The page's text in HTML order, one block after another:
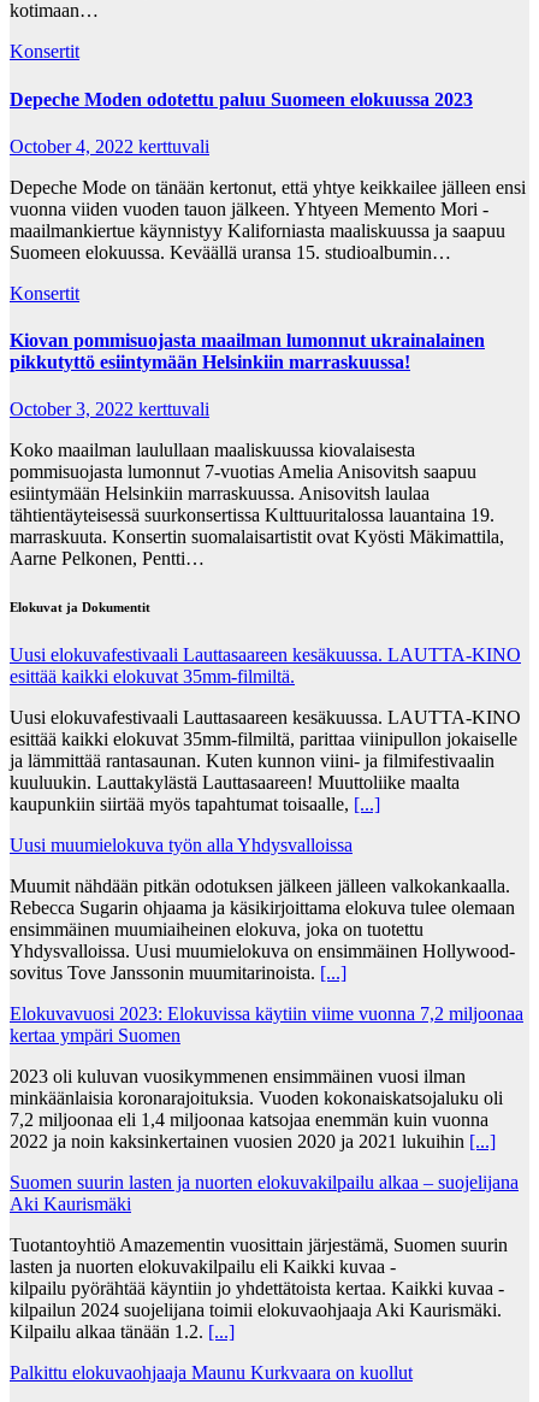
kotimaan…
Konsertit
Depeche Moden odotettu paluu Suomeen elokuussa 2023
October 4, 2022 kerttuvali
Depeche Mode on tänään kertonut, että yhtye keikkailee jälleen ensi
vuonna viiden vuoden tauon jälkeen. Yhtyeen Memento Mori -
maailmankiertue käynnistyy Kaliforniasta maaliskuussa ja saapuu
Suomeen elokuussa. Keväällä uransa 15. studioalbumin…
Konsertit
Kiovan pommisuojasta maailman lumonnut ukrainalainen
pikkutyttö esiintymään Helsinkiin marraskuussa!
October 3, 2022 kerttuvali
Koko maailman laulullaan maaliskuussa kiovalaisesta
pommisuojasta lumonnut 7-vuotias Amelia Anisovitsh saapuu
esiintymään Helsinkiin marraskuussa. Anisovitsh laulaa
tähtientäyteisessä suurkonsertissa Kulttuuritalossa lauantaina 19.
marraskuuta. Konsertin suomalaisartistit ovat Kyösti Mäkimattila,
Aarne Pelkonen, Pentti…
Elokuvat ja Dokumentit
Uusi elokuvafestivaali Lauttasaareen kesäkuussa. LAUTTA-KINO
esittää kaikki elokuvat 35mm-filmiltä.
Uusi elokuvafestivaali Lauttasaareen kesäkuussa. LAUTTA-KINO
esittää kaikki elokuvat 35mm-filmiltä, parittaa viinipullon jokaiselle
ja lämmittää rantasaunan. Kuten kunnon viini- ja filmifestivaalin
kuuluukin. Lauttakylästä Lauttasaareen! Muuttoliike maalta
kaupunkiin siirtää myös tapahtumat toisaalle, [...]
Uusi muumielokuva työn alla Yhdysvalloissa
Muumit nähdään pitkän odotuksen jälkeen jälleen valkokankaalla.
Rebecca Sugarin ohjaama ja käsikirjoittama elokuva tulee olemaan
ensimmäinen muumiaiheinen elokuva, joka on tuotettu
Yhdysvalloissa. Uusi muumielokuva on ensimmäinen Hollywood-
sovitus Tove Janssonin muumitarinoista. [...]
Elokuvavuosi 2023: Elokuvissa käytiin viime vuonna 7,2 miljoonaa
kertaa ympäri Suomen
2023 oli kuluvan vuosikymmenen ensimmäinen vuosi ilman
minkäänlaisia koronarajoituksia. Vuoden kokonaiskatsojaluku oli
7,2 miljoonaa eli 1,4 miljoonaa katsojaa enemmän kuin vuonna
2022 ja noin kaksinkertainen vuosien 2020 ja 2021 lukuihin [...]
Suomen suurin lasten ja nuorten elokuvakilpailu alkaa – suojelijana
Aki Kaurismäki
Tuotantoyhtiö Amazementin vuosittain järjestämä, Suomen suurin
lasten ja nuorten elokuvakilpailu eli Kaikki kuvaa -
kilpailu pyörähtää käyntiin jo yhdettätoista kertaa. Kaikki kuvaa -
kilpailun 2024 suojelijana toimii elokuvaohjaaja Aki Kaurismäki.
Kilpailu alkaa tänään 1.2. [...]
Palkittu elokuvaohjaaja Maunu Kurkvaara on kuollut